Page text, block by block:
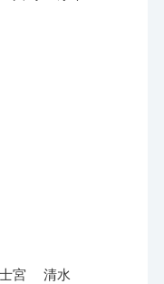
宮 清水